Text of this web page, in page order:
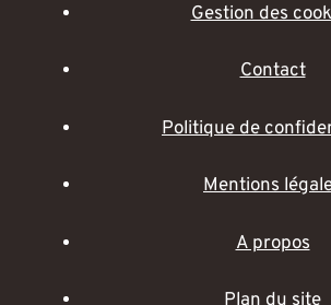
Gestion des
Contact
Politique de
Mentions
A propos